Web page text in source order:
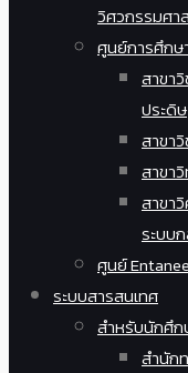
วิศวกรรมศา
ศูนย์การศึกษ
สาขา
ประดิ
สาขา
สาขา
สาขา
ระบบ
ศูนย์
ระบบสารสนเทศ
สำหรับนักศึก
สำนัก